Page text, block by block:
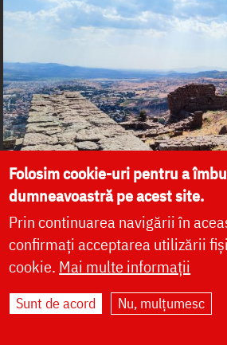
Folosim cookie-uri pentru a
dumneavoastră pe acest site.
Prin continuarea navigării în
confirmați acceptarea utilizării
cookie. Mai multe informații
Sunt de acord Nu, mulțumesc